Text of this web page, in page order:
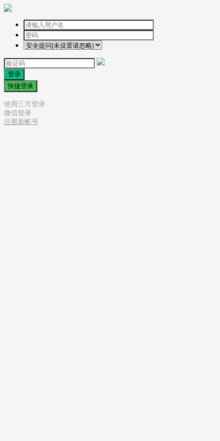
登录
快捷登录
使用三方登录
微信登录
注册新帐号